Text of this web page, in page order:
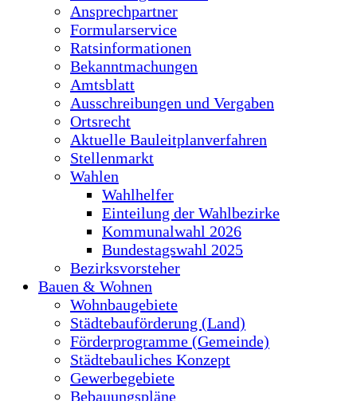
Ansprechpartner
Formularservice
Ratsinformationen
Bekanntmachungen
Amtsblatt
Ausschreibungen und Vergaben
Ortsrecht
Aktuelle Bauleitplanverfahren
Stellenmarkt
Wahlen
Wahlhelfer
Einteilung der Wahlbezirke
Kommunalwahl 2026
Bundestagswahl 2025
Bezirksvorsteher
Bauen & Wohnen
Wohnbaugebiete
Städtebauförderung (Land)
Förderprogramme (Gemeinde)
Städtebauliches Konzept
Gewerbegebiete
Bebauungspläne